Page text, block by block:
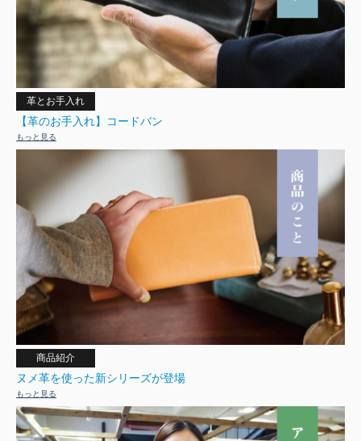
革とお手入れ
【革のお手入れ】コードバン
もっと見る
商品紹介
ヌメ革を使った新シリーズが登場
もっと見る